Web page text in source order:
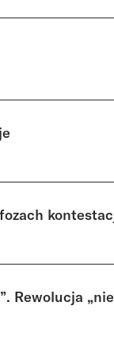
Rewolucja